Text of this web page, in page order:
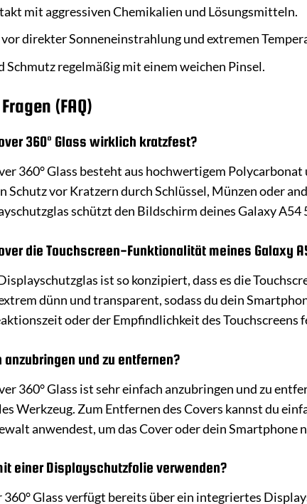
mit aggressiven Chemikalien und Lösungsmitteln.
vor direkter Sonneneinstrahlung und extremen
Schmutz regelmäßig mit einem weichen Pinsel.
(FAQ)
360° Glass wirklich kratzfest?
360° Glass besteht aus hochwertigem
Schutz vor Kratzern durch Schlüssel, Münzen oder
schützt den Bildschirm deines Galaxy A54
die Touchscreen-Funktionalität meines Galaxy
ist so konzipiert, dass es die
dünn und transparent, sodass du dein
oder der Empfindlichkeit des Touchscreens
und zu entfernen?
360° Glass ist sehr einfach anzubringen und zu
Werkzeug. Zum Entfernen des Covers kannst du
anwendest, um das Cover oder dein Smartphone
einer Displayschutzfolie verwenden?
360° Glass verfügt bereits über ein integriertes